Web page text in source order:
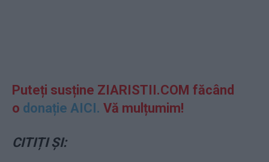
Puteți susține ZIARISTII.COM făcând
o donație AICI. Vă mulțumim!
CITIȚI ȘI: